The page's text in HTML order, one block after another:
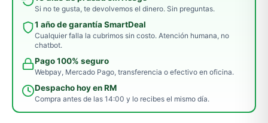
Si no te gusta, te devolvemos el dinero. Sin preguntas.
1 año de garantía SmartDeal
Cualquier falla la cubrimos sin costo. Atención humana, no
chatbot.
Pago 100% seguro
Webpay, Mercado Pago, transferencia o efectivo en oficina.
Despacho hoy en RM
Compra antes de las 14:00 y lo recibes el mismo día.